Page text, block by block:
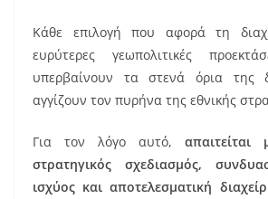
Κάθε επιλογή που αφορά τη
ευρύτερες γεωπολιτικές
υπερβαίνουν τα στενά όρια της
αγγίζουν τον πυρήνα της εθνικής
Για τον λόγο αυτό, απαιτείται
στρατηγικός σχεδιασμός,
ισχύος και αποτελεσματική